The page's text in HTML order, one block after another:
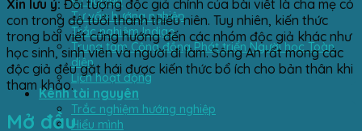
Tư vấn hướng nghiệp
Trắc nghiệm Indigo
Trung tâm Cộng đồng Phát triển Người học Toàn
diện
Lịch hoạt động
Kênh tài nguyên
Trắc nghiệm hướng nghiệp
Hiểu mình
Xin lưu ý: Đối tượng độc giả chính của bài viết là cha mẹ có
con trong độ tuổi thanh thiếu niên. Tuy nhiên, kiến thức
trong bài viết cũng hướng đến các nhóm độc giả khác như
học sinh, sinh viên và người đi làm. Sông An rất mong các
độc giả đều gặt hái được kiến thức bổ ích cho bản thân khi
tham khảo.
Mở đầu